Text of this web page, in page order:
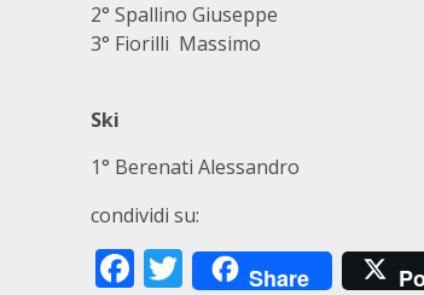
2° Spallino Giuseppe
3° Fiorilli Massimo
Ski
1° Berenati Alessandro
condividi su:
Facebook
Twitter
Share